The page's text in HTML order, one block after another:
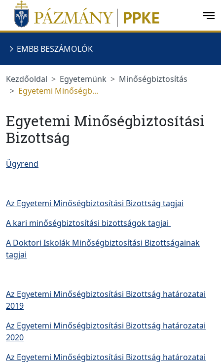
Ugrás a menüre
Ugrás a tartalomra
EMBB BESZÁMOLÓK
Kezdőoldal Egyetemünk
Minőségbiztosítás
Egyetemi Minőségb...
Egyetemi Minőségbiztosítási
Bizottság
Ügyrend
Az Egyetemi Minőségbiztosítási Bizottság tagjai
A kari minőségbiztosítási bizottságok tagjai
A Doktori Iskolák Minőségbiztosítási Bizottságainak
tagjai
Az Egyetemi Minőségbiztosítási Bizottság határozatai
2019
Az Egyetemi Minőségbiztosítási Bizottság határozatai
2020
Az Egyetemi Minőségbiztosítási Bizottság határozatai